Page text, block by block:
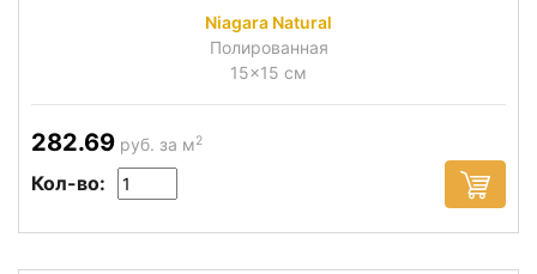
Niagara Natural
Полированная
15x15 см
282.69 руб. за м2
Кол-во: